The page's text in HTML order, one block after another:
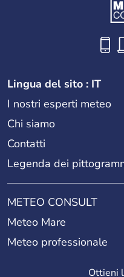
Lingua del sito : IT
I nostri esperti meteo
Chi siamo
Contatti
Legenda dei
METEO CONSULT
Meteo Mare
Meteo professionale
Ottieni